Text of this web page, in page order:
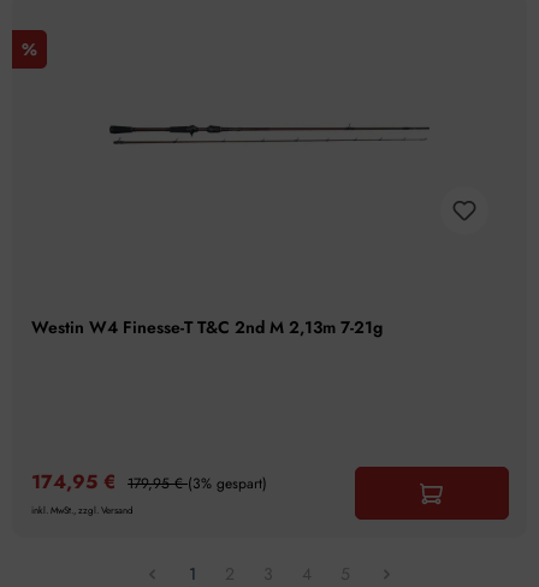
%
Westin W4 Finesse-T T&C 2nd M 2,13m 7-21g
174,95 € 179,95 €(3% gespart)
inkl. MwSt., zzgl. Versand
1 2 3 4 5